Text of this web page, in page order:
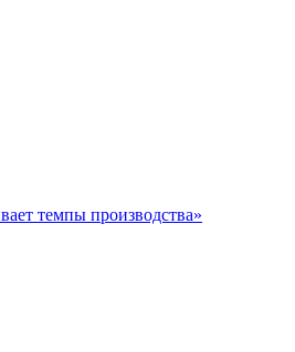
темпы производства»